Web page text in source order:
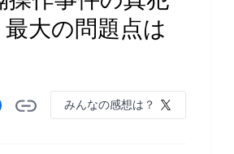
大の問題点は
みんなの感想は？